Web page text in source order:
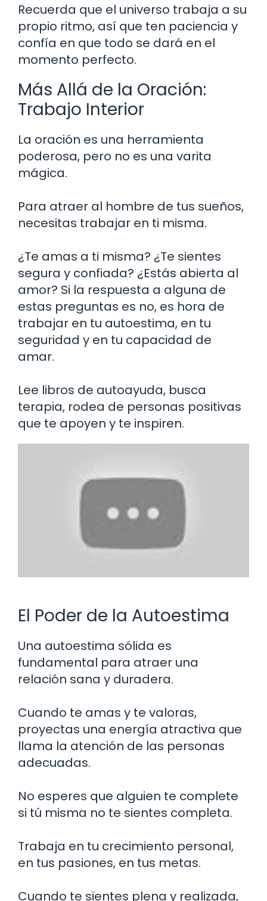
Recuerda que el universo trabaja a su
propio ritmo, así que ten paciencia y
confía en que todo se dará en el
momento perfecto.
Más Allá de la Oración:
Trabajo Interior
La oración es una herramienta
poderosa, pero no es una varita
mágica.
Para atraer al hombre de tus sueños,
necesitas trabajar en ti misma.
¿Te amas a ti misma? ¿Te sientes
segura y confiada? ¿Estás abierta al
amor? Si la respuesta a alguna de
estas preguntas es no, es hora de
trabajar en tu autoestima, en tu
seguridad y en tu capacidad de
amar.
Lee libros de autoayuda, busca
terapia, rodea de personas positivas
que te apoyen y te inspiren.
El Poder de la Autoestima
Una autoestima sólida es
fundamental para atraer una
relación sana y duradera.
Cuando te amas y te valoras,
proyectas una energía atractiva que
llama la atención de las personas
adecuadas.
No esperes que alguien te complete
si tú misma no te sientes completa.
Trabaja en tu crecimiento personal,
en tus pasiones, en tus metas.
Cuando te sientes plena y realizada,